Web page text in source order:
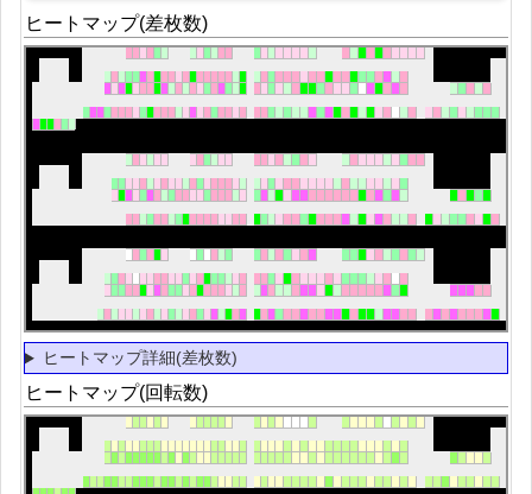
ヒートマップ(差枚数)
ヒートマップ詳細(差枚数)
ヒートマップ(回転数)